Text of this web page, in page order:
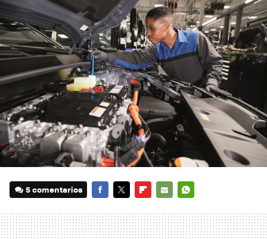
5 comentarios
MAIL